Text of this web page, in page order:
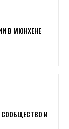
В МЮНХЕНЕ
И